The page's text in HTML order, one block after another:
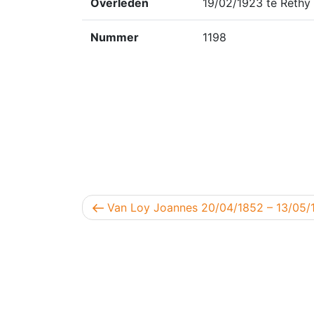
Overleden 19/02/1923 te Rethy
Nummer 1198
Berichtnavigatie
Vorig bericht
Van Loy Joannes 20/04/1852 – 13/05/